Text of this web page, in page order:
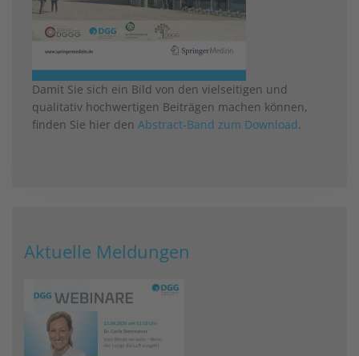
Damit Sie sich ein Bild von den vielseitigen und
qualitativ hochwertigen Beiträgen machen können,
finden Sie hier den Abstract-Band zum Download.
Aktuelle Meldungen